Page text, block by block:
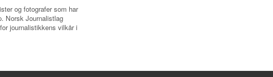
og fotografer som har
Norsk Journalistlag
journalistikkens vilkår i